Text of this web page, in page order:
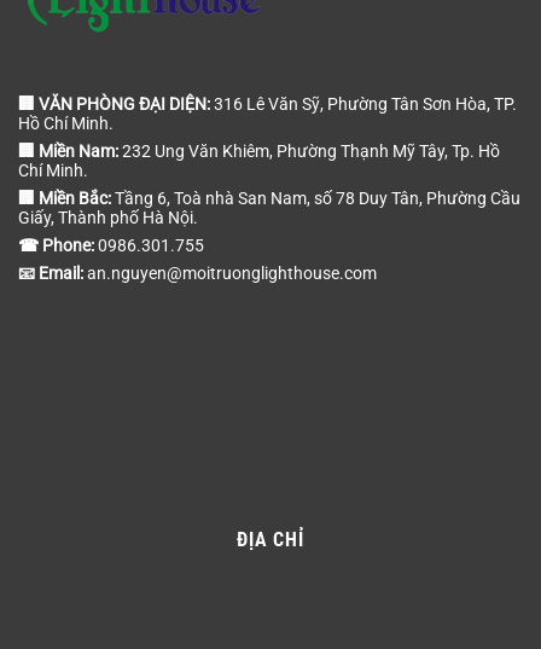
🏢 VĂN PHÒNG ĐẠI DIỆN:316 Lê Văn Sỹ, Phường Tân Sơn Hòa, TP.
Hồ Chí Minh.
🏢 Miền Nam:232 Ung Văn Khiêm, Phường Thạnh Mỹ Tây, Tp. Hồ
Chí Minh.
🏢 Miền Bắc:Tầng 6, Toà nhà San Nam, số 78 Duy Tân, Phường Cầu
Giấy, Thành phố Hà Nội.
☎ Phone:0986.301.755
📧 Email:an.nguyen@moitruonglighthouse.com
ĐỊA CHỈ